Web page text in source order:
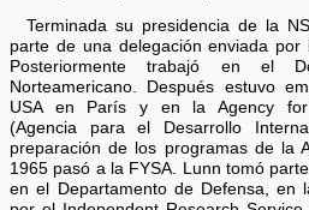
Terminada su presidencia de la
parte de una delegación enviada por
Posteriormente trabajó en el
Norteamericano. Después estuvo
USA en París y en la Agency for
(Agencia para el Desarrollo
preparación de los programas de la
1965 pasó a la FYSA. Lunn tomó
en el Departamento de Defensa, en